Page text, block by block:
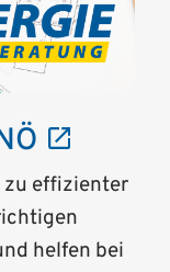
zu effizienter
helfen bei